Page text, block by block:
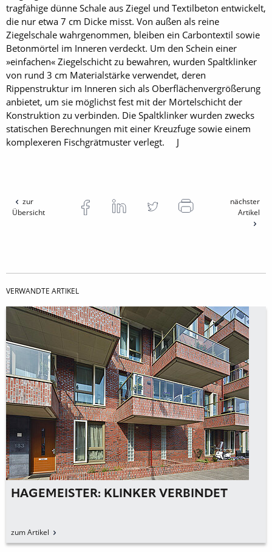
tragfähige dünne Schale aus Ziegel und Textilbeton entwickelt,
die nur etwa 7 cm Dicke misst. Von außen als reine
Ziegelschale wahrgenommen, bleiben ein Carbontextil sowie
Betonmörtel im Inneren verdeckt. Um den Schein einer
»einfachen« Ziegelschicht zu bewahren, wurden Spaltklinker
von rund 3 cm Materialstärke verwendet, deren
Rippenstruktur im Inneren sich als Oberflächenvergrößerung
anbietet, um sie möglichst fest mit der Mörtelschicht der
Konstruktion zu verbinden. Die Spaltklinker wurden zwecks
statischen Berechnungen mit einer Kreuzfuge sowie einem
komplexeren Fischgrätmuster verlegt. J
zur
Übersicht
nächster
Artikel
VERWANDTE ARTIKEL
HAGEMEISTER: KLINKER VERBINDET
zum Artikel